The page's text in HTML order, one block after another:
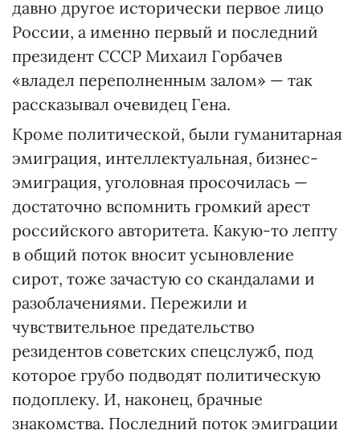
давно другое исторически первое лицо
России, а именно первый и последний
президент СССР Михаил Горбачев
«владел переполненным залом» — так
рассказывал очевидец Гена.
Кроме политической, были гуманитарная
эмиграция, интеллектуальная, бизнес-
эмиграция, уголовная просочилась —
достаточно вспомнить громкий арест
российского авторитета. Какую-то лепту
в общий поток вносит усыновление
сирот, тоже зачастую со скандалами и
разоблачениями. Пережили и
чувствительное предательство
резидентов советских спецслужб, под
которое грубо подводят политическую
подоплеку. И, наконец, брачные
знакомства. Последний поток эмиграции